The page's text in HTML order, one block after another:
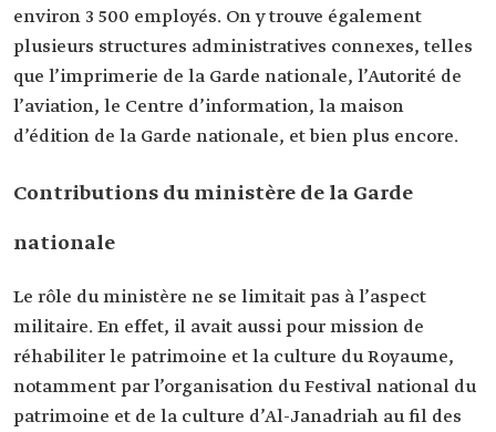
environ 3 500 employés. On y trouve également
plusieurs structures administratives connexes, telles
que l’imprimerie de la Garde nationale, l’Autorité de
l’aviation, le Centre d’information, la maison
d’édition de la Garde nationale, et bien plus encore.
Contributions du ministère de la Garde
nationale
Le rôle du ministère ne se limitait pas à l’aspect
militaire. En effet, il avait aussi pour mission de
réhabiliter le patrimoine et la culture du Royaume,
notamment par l’organisation du Festival national du
patrimoine et de la culture d’Al-Janadriah au fil des